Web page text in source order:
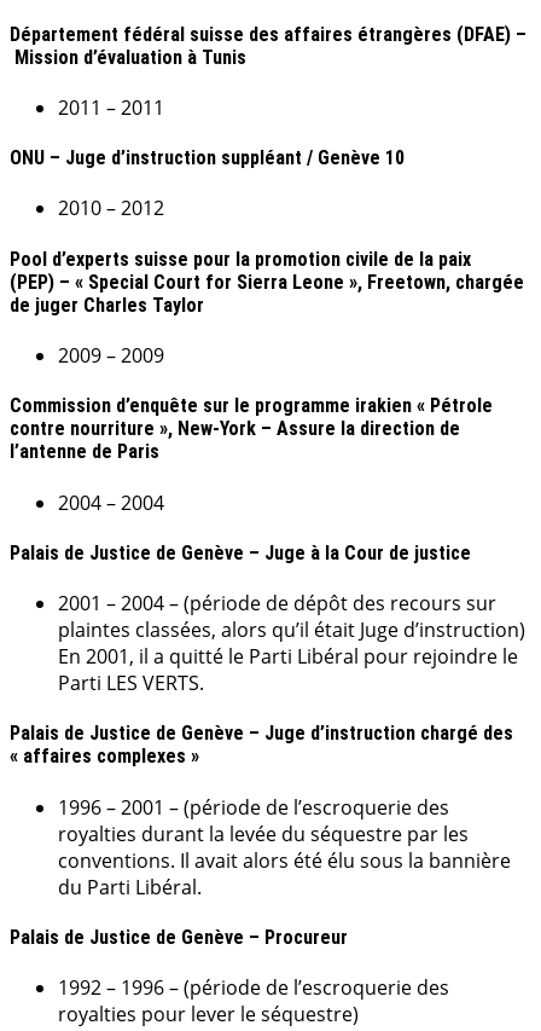
Département fédéral suisse des affaires étrangères (DFAE) –
Mission d’évaluation à Tunis
2011 – 2011
ONU – Juge d’instruction suppléant / Genève 10
2010 – 2012
Pool d’experts suisse pour la promotion civile de la paix
(PEP) – « Special Court for Sierra Leone », Freetown, chargée
de juger Charles Taylor
2009 – 2009
Commission d’enquête sur le programme irakien « Pétrole
contre nourriture », New-York – Assure la direction de
l’antenne de Paris
2004 – 2004
Palais de Justice de Genève – Juge à la Cour de justice
2001 – 2004 – (période de dépôt des recours sur
plaintes classées, alors qu’il était Juge d’instruction)
En 2001, il a quitté le Parti Libéral pour rejoindre le
Parti LES VERTS.
Palais de Justice de Genève – Juge d’instruction chargé des
« affaires complexes »
1996 – 2001 –(période de l’escroquerie des
royalties durant la levée du séquestre par les
conventions. Il avait alors été élu sous la bannière
du Parti Libéral.
Palais de Justice de Genève – Procureur
1992 – 1996 –(période de l’escroquerie des
royalties pour lever le séquestre)